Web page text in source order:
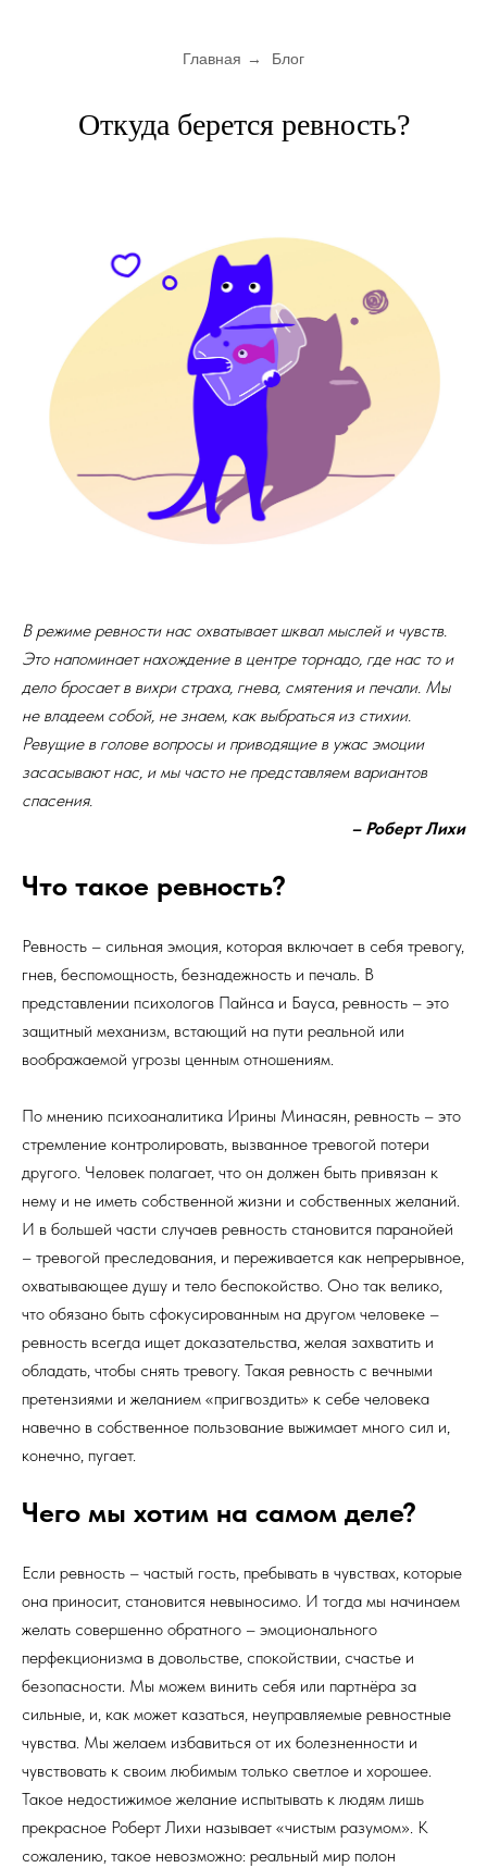
Главная → Блог
Откуда берется ревность?
В режиме ревности нас охватывает шквал мыслей и чувств.
Это напоминает нахождение в центре торнадо, где нас то и
дело бросает в вихри страха, гнева, смятения и печали. Мы
не владеем собой, не знаем, как выбраться из стихии.
Ревущие в голове вопросы и приводящие в ужас эмоции
засасывают нас, и мы часто не представляем вариантов
спасения.
– Роберт Лихи
Что такое ревность?
Ревность – сильная эмоция, которая включает в себя тревогу,
гнев, беспомощность, безнадежность и печаль. В
представлении психологов Пайнса и Бауса, ревность – это
защитный механизм, встающий на пути реальной или
воображаемой угрозы ценным отношениям.
По мнению психоаналитика Ирины Минасян, ревность – это
стремление контролировать, вызванное тревогой потери
другого. Человек полагает, что он должен быть привязан к
нему и не иметь собственной жизни и собственных желаний.
И в большей части случаев ревность становится паранойей
– тревогой преследования, и переживается как непрерывное,
охватывающее душу и тело беспокойство. Оно так велико,
что обязано быть сфокусированным на другом человеке –
ревность всегда ищет доказательства, желая захватить и
обладать, чтобы снять тревогу. Такая ревность с вечными
претензиями и желанием «пригвоздить» к себе человека
навечно в собственное пользование выжимает много сил и,
конечно, пугает.
Чего мы хотим на самом деле?
Если ревность – частый гость, пребывать в чувствах, которые
она приносит, становится невыносимо. И тогда мы начинаем
желать совершенно обратного – эмоционального
перфекционизма в довольстве, спокойствии, счастье и
безопасности. Мы можем винить себя или партнёра за
сильные, и, как может казаться, неуправляемые ревностные
чувства. Мы желаем избавиться от их болезненности и
чувствовать к своим любимым только светлое и хорошее.
Такое недостижимое желание испытывать к людям лишь
прекрасное Роберт Лихи называет «чистым разумом». К
сожалению, такое невозможно: реальный мир полон